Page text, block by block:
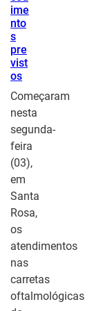
ime
nto
s
pre
vist
os
Começaram
nesta
segunda-
feira
(03),
em
Santa
Rosa,
os
atendimentos
nas
carretas
oftalmológicas